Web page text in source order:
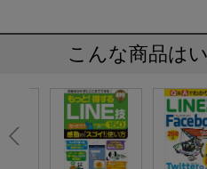
こんな商品は